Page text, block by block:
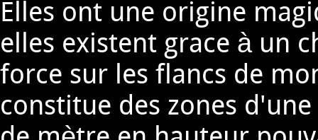
Elles ont une origine
elles existent grace à un
force sur les flancs de
constitue des zones